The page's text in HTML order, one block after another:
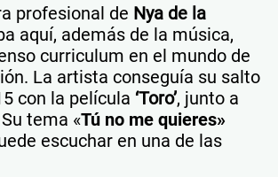
profesional de Nya de la
aquí, además de la música,
curriculum en el mundo de
La artista conseguía su salto
con la película ‘Toro’, junto a
tema «Tú no me quieres»
escuchar en una de las